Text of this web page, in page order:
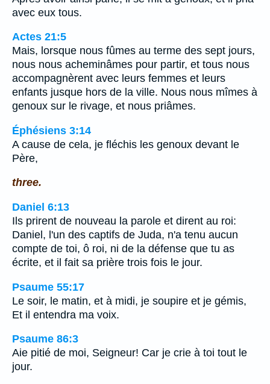
avec eux tous.
Actes 21:5
Mais, lorsque nous fûmes au terme des sept jours,
nous nous acheminâmes pour partir, et tous nous
accompagnèrent avec leurs femmes et leurs
enfants jusque hors de la ville. Nous nous mîmes à
genoux sur le rivage, et nous priâmes.
Éphésiens 3:14
A cause de cela, je fléchis les genoux devant le
Père,
three.
Daniel 6:13
Ils prirent de nouveau la parole et dirent au roi:
Daniel, l'un des captifs de Juda, n'a tenu aucun
compte de toi, ô roi, ni de la défense que tu as
écrite, et il fait sa prière trois fois le jour.
Psaume 55:17
Le soir, le matin, et à midi, je soupire et je gémis,
Et il entendra ma voix.
Psaume 86:3
Aie pitié de moi, Seigneur! Car je crie à toi tout le
jour.